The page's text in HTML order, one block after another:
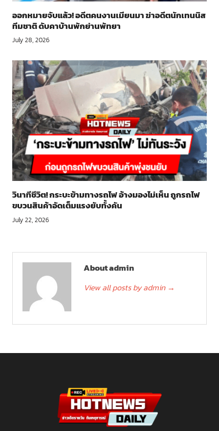
ออกหมายจับแล้ว! อดีตคนงานเมียนมา ฆ่าอดีตนักเทนนิส
ทีมชาติ ดับคาบ้านพักย่านพัทยา
July 28, 2026
วินาทีชีวิต! กระบะข้ามทางรถไฟ อ้างมองไม่เห็น ถูกรถไฟ
ขบวนสินค้าอัดเต็มแรงยับทั้งคัน
July 22, 2026
About admin
View all posts by admin →